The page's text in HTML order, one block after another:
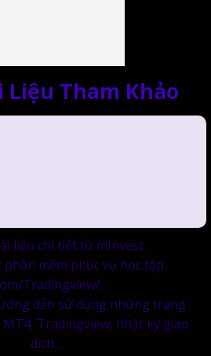
Liệu Tham Khảo
liệu chi tiết từ mInvest.
phần mềm phục vụ học tập:
Tradingview/…
dẫn sử dụng những trang
Tradingview, nhật ký giao
dịch…